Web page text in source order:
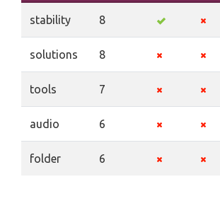
stability 8
solutions 8
tools 7
audio 6
folder 6